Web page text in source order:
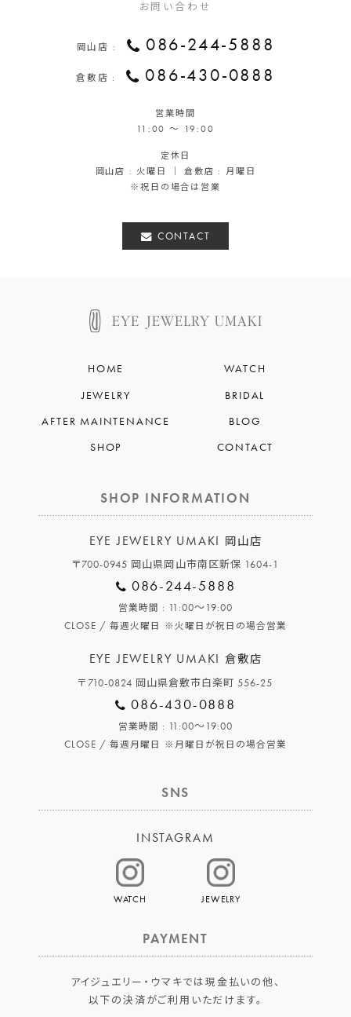
お問い合わせ
岡山店 : 086-244-5888
倉敷店 : 086-430-0888
営業時間
11:00 ～ 19:00
定休日
岡山店 : 火曜日 ｜ 倉敷店 : 月曜日
※祝日の場合は営業
CONTACT
HOME
WATCH
JEWELRY
BRIDAL
AFTER MAINTENANCE
BLOG
SHOP
CONTACT
SHOP INFORMATION
EYE JEWELRY UMAKI 岡山店
〒700-0945 岡山県岡山市南区新保 1604-1
086-244-5888
営業時間 : 11:00～19:00
CLOSE /毎週火曜日 ※火曜日が祝日の場合営業
EYE JEWELRY UMAKI 倉敷店
〒710-0824 岡山県倉敷市白楽町 556-25
086-430-0888
営業時間 : 11:00～19:00
CLOSE /毎週月曜日 ※月曜日が祝日の場合営業
SNS
INSTAGRAM
WATCH JEWELRY
PAYMENT
アイジュエリー・ウマキでは現金払いの他、
以下の決済がご利用いただけます。